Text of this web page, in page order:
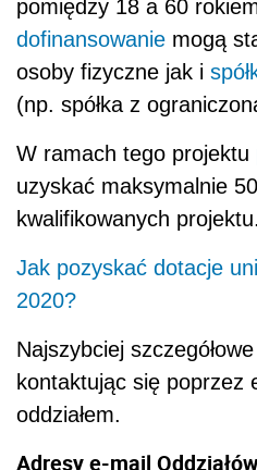
pomiędzy 18 a 60
dofinansowanie mogą
osoby fizyczne jak i
(np. spółka z
W ramach tego projektu
uzyskać maksymalnie
kwalifikowanych projektu.
Jak pozyskać dotacje
2020?
Najszybciej
kontaktując się poprzez
oddziałem.
Adresy e-mail